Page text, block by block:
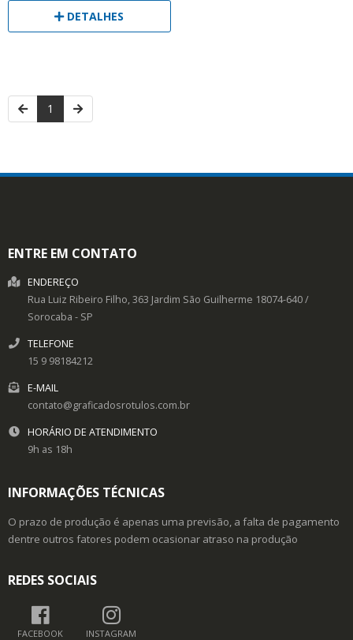
DETALHES
1
ENTRE EM CONTATO
ENDEREÇO
Rua Luiz Ribeiro Filho, 363 Jardim São Guilherme 18074-640/
Sorocaba - SP
TELEFONE
15 9 98184212
E-MAIL
contato@graficadosrotulos.com.br
HORÁRIO DE ATENDIMENTO
9h as 18h
INFORMAÇÕES TÉCNICAS
O prazo de produção é apenas uma previsão, a falta de pagamento
dentre outros fatores podem ocasionar atraso na produção
REDES SOCIAIS
FACEBOOK INSTAGRAM